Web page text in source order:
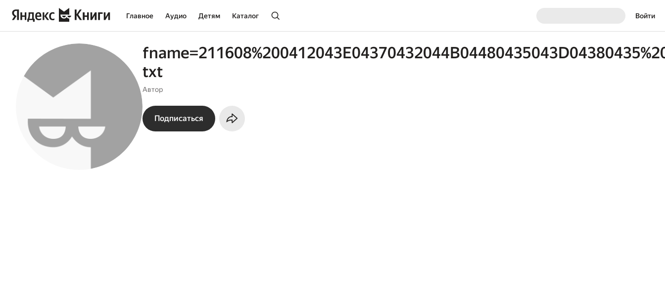
Главное Аудио Детям Каталог Войти
txt
Автор
Подписаться